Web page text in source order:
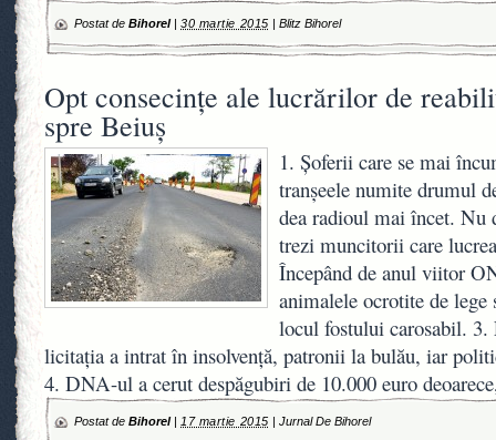
Postat de Bihorel| 30 martie 2015 | Blitz Bihorel
Opt consecinţe ale lucrărilor de
spre Beiuş
1. Şoferii care se mai
tranşeele numite drumul
dea radioul mai încet. Nu
trezi muncitorii care
Începând de anul viitor
animalele ocrotite de lege
locul fostului carosabil. 3.
licitaţia a intrat în insolvenţă, patronii la bulău, iar
4. DNA-ul a cerut despăgubiri de 10.000 euro
Postat de Bihorel| 17 martie 2015 | Jurnal De Bihorel